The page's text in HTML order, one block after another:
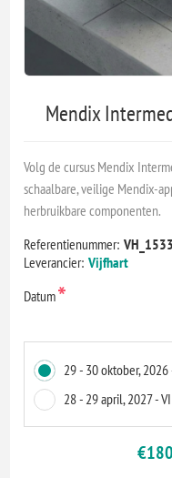
Mendix
Volg de cursus Mendix
schaalbare, veilige Mendix-
herbruikbare componenten.
Referentienummer:
Leverancier: Vijfhart
Datum*
29 - 30 oktober, 2026
28 - 29 april, 2027 -